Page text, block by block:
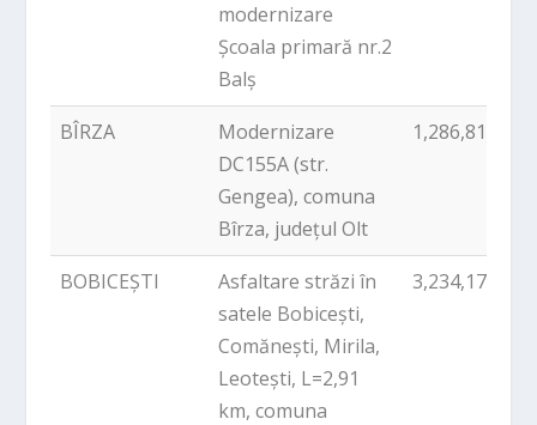
modernizare
Școala primară nr.2
Balș
BÎRZA
Modernizare
DC155A (str.
Gengea), comuna
Bîrza, județul Olt
1,286,814.99
BOBICEȘTI
Asfaltare străzi în
satele Bobicești,
Comănești, Mirila,
Leotești, L=2,91
km, comuna
3,234,171.43